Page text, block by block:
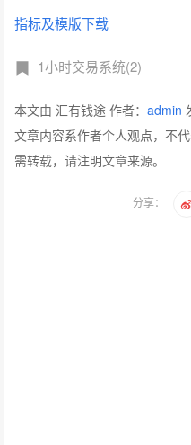
指标及模版下载
1小时交易系统(2)
本文由 汇有钱途 作者：admin
文章内容系作者个人观点，不
需转载，请注明文章来源。
分享：